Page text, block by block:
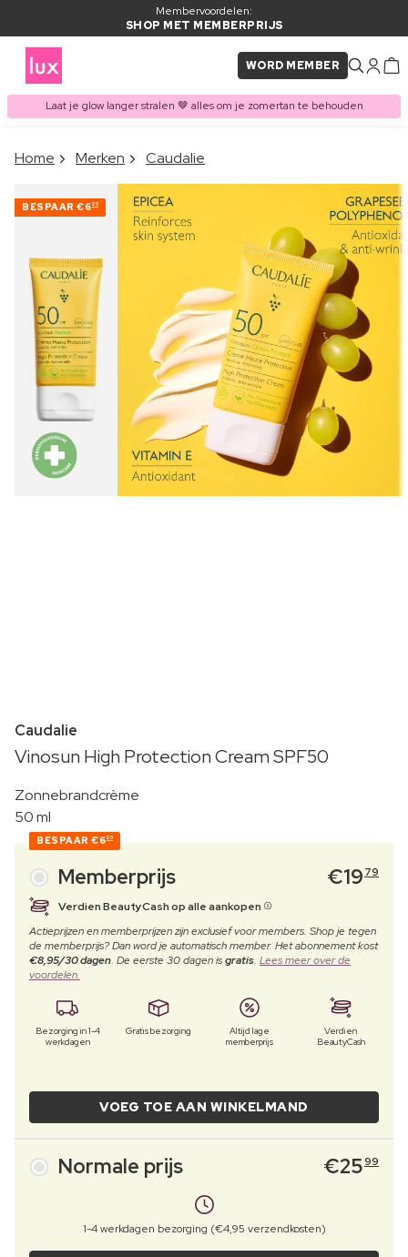
Membervoordelen:
SHOP MET MEMBERPRIJS
WORD MEMBER
Laat je glow langer stralen 🤎 alles om je zomertan te behouden
ITEM TOEGEVOEGD AAN
WINKELMAND
Home Merken Caudalie
BESPAAR €620
Caudalie
Vinosun High Protection Cream SPF50
Zonnebrandcrème
50 ml
BESPAAR €620
Memberprijs €19 79
Verdien BeautyCash op alle aankopen
Actieprijzen en memberprijzen zijn exclusief voor members. Shop je tegen
de memberprijs? Dan word je automatisch member. Het abonnement kost
€8,95/30 dagen. De eerste 30 dagen isgratis. Lees meer over de
voordelen.
Bezorging in 1-4
werkdagen
Gratis bezorging
Altijd lage
memberprijs
Verdien
BeautyCash
VOEG TOE AAN WINKELMAND
Normale prijs €2599
1-4 werkdagen bezorging (€4,95 verzendkosten)